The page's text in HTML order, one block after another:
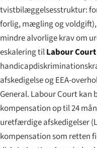
tvistbilæggelsesstruktur:
forlig, mægling og voldgift),
mindre alvorlige krav om
eskalering tilLabour Court
afskedigelse og EEA-
General. Labour Court
kompensation op til 24
uretfærdige afskedigelser
kompensation som retten